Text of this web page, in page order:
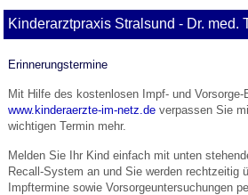
Kinderarztpraxis Stralsund - Dr. med.
Erinnerungstermine
Mit Hilfe des kostenlosen Impf- und
www.kinderaerzte-im-netz.deverpassen Sie
wichtigen Termin mehr.
Melden Sie Ihr Kind einfach mit unten
Recall-System an und Sie werden rechtzeitig
Impftermine sowie Vorsorgeuntersuchungen